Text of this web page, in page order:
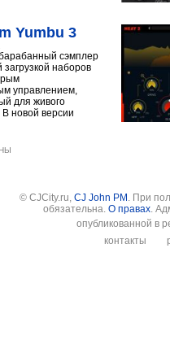
Yumbu 3
сэмплер
наборов
управлением,
для живого
новой версии
© CJCity.ru, CJ John PM . При
обязательна. О правах.
опубликованной в
контакты